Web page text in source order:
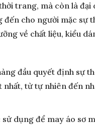
trang, mà còn là
cho người mặc
về chất liệu, kiểu
đầu quyết định sự
từ tự nhiên đến
dụng để may áo sơ